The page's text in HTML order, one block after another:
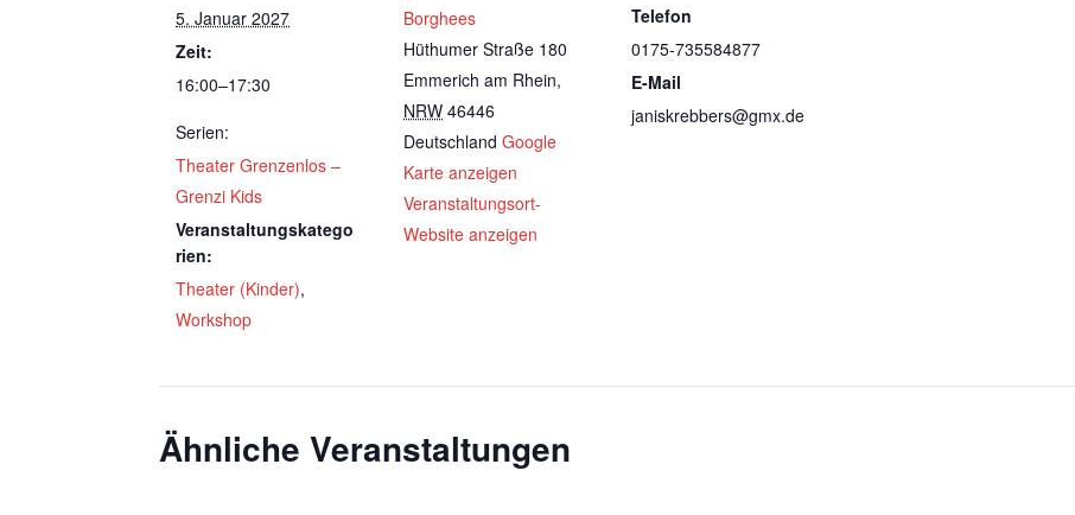
5. Januar 2027
Zeit:
16:00–17:30
Serien:
Theater Grenzenlos –
Grenzi Kids
Veranstaltungskatego
rien:
Theater (Kinder),
Workshop
Borghees
Hüthumer Straße 180
Emmerich am Rhein,
NRW 46446
Deutschland Google
Karte anzeigen
Veranstaltungsort-
Website anzeigen
Telefon
0175-735584877
E-Mail
janiskrebbers@gmx.de
Ähnliche Veranstaltungen